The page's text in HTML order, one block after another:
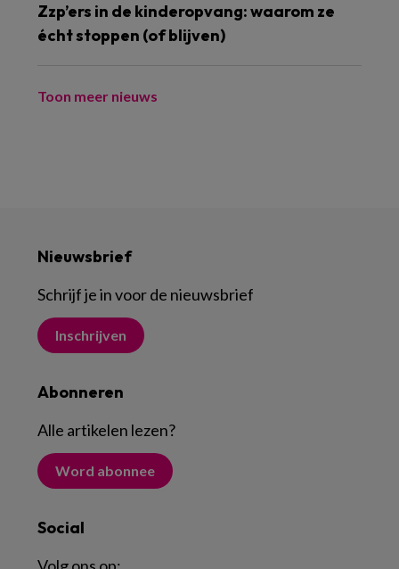
Zzp’ers in de kinderopvang: waarom ze
écht stoppen (of blijven)
Toon meer nieuws
Nieuwsbrief
Schrijf je in voor de nieuwsbrief
Inschrijven
Abonneren
Alle artikelen lezen?
Word abonnee
Social